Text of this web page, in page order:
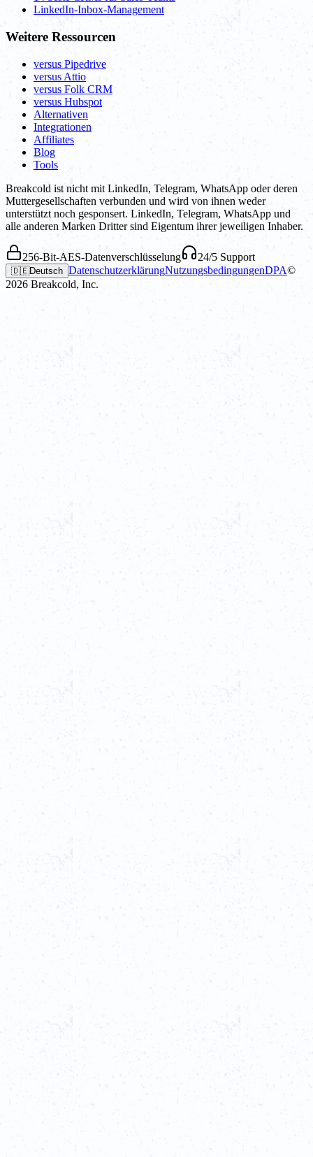
LinkedIn-Inbox-Management
Weitere Ressourcen
versus Pipedrive
versus Attio
versus Folk CRM
versus Hubspot
Alternativen
Integrationen
Affiliates
Blog
Tools
Breakcold ist nicht mit LinkedIn, Telegram, WhatsApp oder deren
Muttergesellschaften verbunden und wird von ihnen weder
unterstützt noch gesponsert. LinkedIn, Telegram, WhatsApp und
alle anderen Marken Dritter sind Eigentum ihrer jeweiligen Inhaber.
256-Bit-AES-Datenverschlüsselung 24/5 Support
🇩🇪Deutsch DatenschutzerklärungNutzungsbedingungenDPA©
2026 Breakcold, Inc.